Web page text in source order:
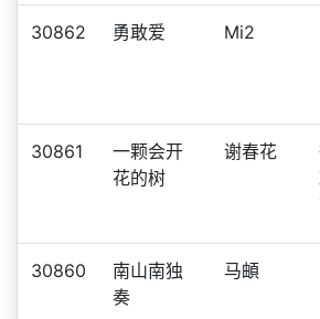
30862 勇敢爱 Mi2
30861
一颗会开
花的树
谢春花
30860
南山南独
奏
马頔